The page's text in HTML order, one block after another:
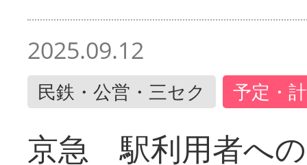
2025.09.12
民鉄・公営・三セク 予定・
京急 駅利用者へ